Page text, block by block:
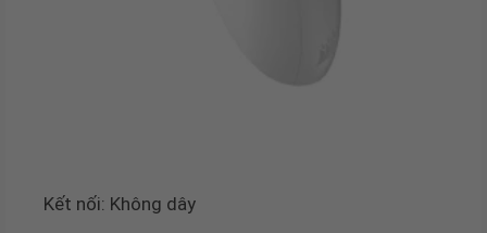
Kết nối: Không dây